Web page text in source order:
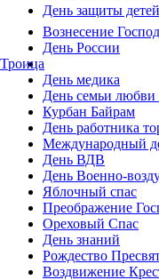
День защиты
Вознесение
День России
Троица
День медика
День семьи любви
Курбан Байрам
День работника
Международный
День ВДВ
День Военно-
Яблочный спас
Преображение
Ореховый Спас
День знаний
Рождество
Воздвижение